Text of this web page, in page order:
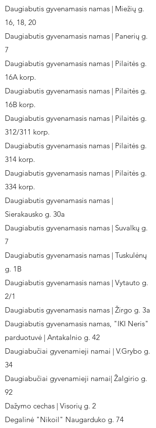
Daugiabutis gyvenamasis namas | Miežių g.
16, 18, 20
Daugiabutis gyvenamasis namas | Panerių g.
7
Daugiabutis gyvenamasis namas | Pilaitės g.
16A korp.
Daugiabutis gyvenamasis namas | Pilaitės g.
16B korp.
Daugiabutis gyvenamasis namas | Pilaitės g.
312/311 korp.
Daugiabutis gyvenamasis namas | Pilaitės g.
314 korp.
Daugiabutis gyvenamasis namas | Pilaitės g.
334 korp.
Daugiabutis gyvenamasis namas |
Sierakausko g. 30a
Daugiabutis gyvenamasis namas | Suvalkų g.
7
Daugiabutis gyvenamasis namas | Tuskulėnų
g. 1B
Daugiabutis gyvenamasis namas | Vytauto g.
2/1
Daugiabutis gyvenamasis namas | Žirgo g. 3a
Daugiabutis gyvenamasis namas, "IKI Neris"
parduotuvė | Antakalnio g. 42
Daugiabučiai gyvenamieji namai | V.Grybo g.
34
Daugiabučiai gyvenamieji namai| Žalgirio g.
92
Dažymo cechas | Visorių g. 2
Degalinė "Nikoil" Naugarduko g. 74